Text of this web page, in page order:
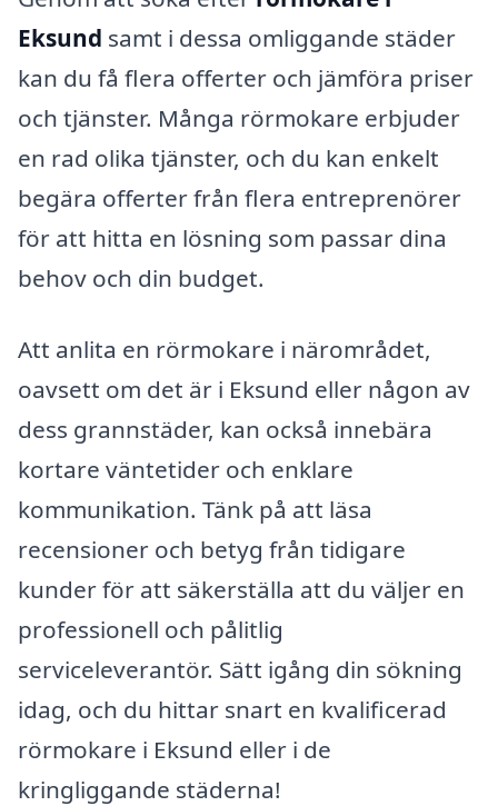
Eksund samt i dessa omliggande städer
kan du få flera offerter och jämföra priser
och tjänster. Många rörmokare erbjuder
en rad olika tjänster, och du kan enkelt
begära offerter från flera entreprenörer
för att hitta en lösning som passar dina
behov och din budget.
Att anlita en rörmokare i närområdet,
oavsett om det är i Eksund eller någon av
dess grannstäder, kan också innebära
kortare väntetider och enklare
kommunikation. Tänk på att läsa
recensioner och betyg från tidigare
kunder för att säkerställa att du väljer en
professionell och pålitlig
serviceleverantör. Sätt igång din sökning
idag, och du hittar snart en kvalificerad
rörmokare i Eksund eller i de
kringliggande städerna!